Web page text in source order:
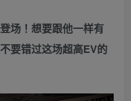
场！想要跟他一样有
要错过这场超高EV的